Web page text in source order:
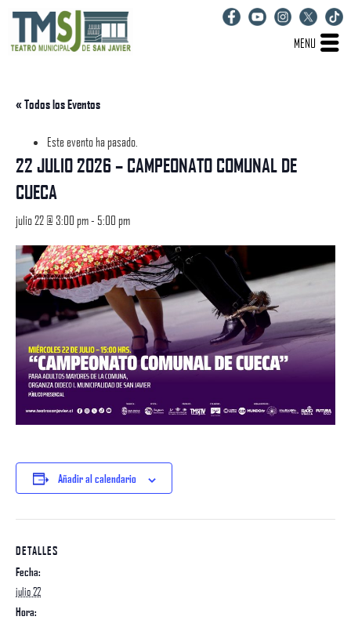
MENU
« Todos los Eventos
Este evento ha pasado.
22 JULIO 2026 – CAMPEONATO COMUNAL DE
CUECA
julio 22 @ 3:00 pm- 5:00 pm
Añadir al calendario
DETALLES
Fecha:
julio 22
Hora: